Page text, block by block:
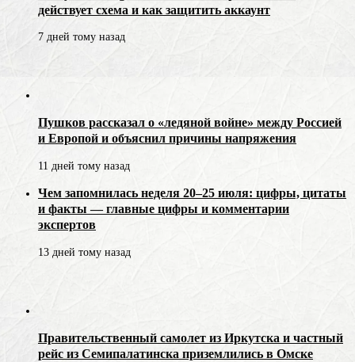
действует схема и как защитить аккаунт
7 дней тому назад
Пушков рассказал о «ледяной войне» между Россией
и Европой и объяснил причины напряжения
11 дней тому назад
Чем запомнилась неделя 20–25 июля: цифры, цитаты
и факты — главные цифры и комментарии
экспертов
13 дней тому назад
Правительственный самолет из Иркутска и частный
рейс из Семипалатинска приземлились в Омске